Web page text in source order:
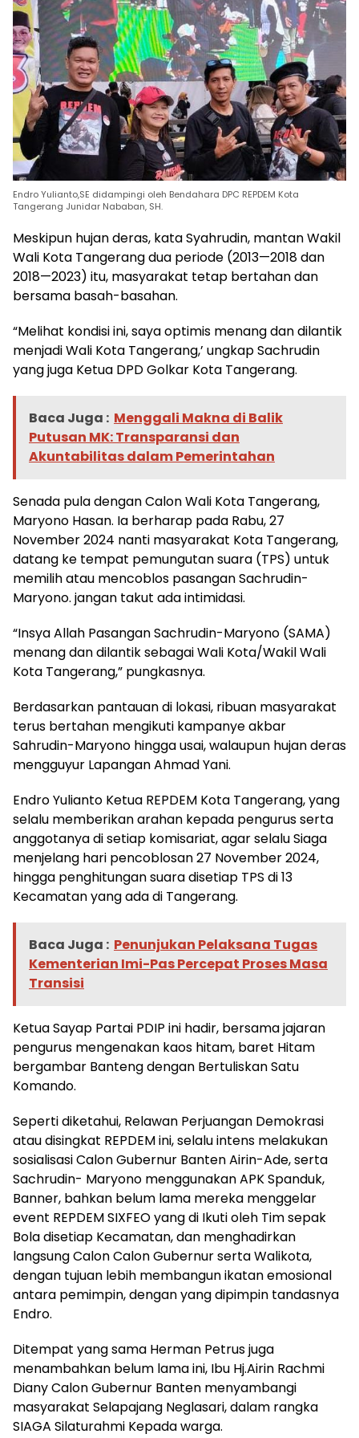
Endro Yulianto,SE didampingi oleh Bendahara DPC REPDEM Kota
Tangerang Junidar Nababan, SH.
Meskipun hujan deras, kata Syahrudin, mantan Wakil
Wali Kota Tangerang dua periode (2013—2018 dan
2018—2023) itu, masyarakat tetap bertahan dan
bersama basah-basahan.
“Melihat kondisi ini, saya optimis menang dan dilantik
menjadi Wali Kota Tangerang,’ ungkap Sachrudin
yang juga Ketua DPD Golkar Kota Tangerang.
Baca Juga : Menggali Makna di Balik
Putusan MK: Transparansi dan
Akuntabilitas dalam Pemerintahan
Senada pula dengan Calon Wali Kota Tangerang,
Maryono Hasan. Ia berharap pada Rabu, 27
November 2024 nanti masyarakat Kota Tangerang,
datang ke tempat pemungutan suara (TPS) untuk
memilih atau mencoblos pasangan Sachrudin-
Maryono. jangan takut ada intimidasi.
“Insya Allah Pasangan Sachrudin-Maryono (SAMA)
menang dan dilantik sebagai Wali Kota/Wakil Wali
Kota Tangerang,” pungkasnya.
Berdasarkan pantauan di lokasi, ribuan masyarakat
terus bertahan mengikuti kampanye akbar
Sahrudin-Maryono hingga usai, walaupun hujan deras
mengguyur Lapangan Ahmad Yani.
Endro Yulianto Ketua REPDEM Kota Tangerang, yang
selalu memberikan arahan kepada pengurus serta
anggotanya di setiap komisariat, agar selalu Siaga
menjelang hari pencoblosan 27 November 2024,
hingga penghitungan suara disetiap TPS di 13
Kecamatan yang ada di Tangerang.
Baca Juga : Penunjukan Pelaksana Tugas
Kementerian Imi-Pas Percepat Proses Masa
Transisi
Ketua Sayap Partai PDIP ini hadir, bersama jajaran
pengurus mengenakan kaos hitam, baret Hitam
bergambar Banteng dengan Bertuliskan Satu
Komando.
Seperti diketahui, Relawan Perjuangan Demokrasi
atau disingkat REPDEM ini, selalu intens melakukan
sosialisasi Calon Gubernur Banten Airin-Ade, serta
Sachrudin- Maryono menggunakan APK Spanduk,
Banner, bahkan belum lama mereka menggelar
event REPDEM SIXFEO yang di Ikuti oleh Tim sepak
Bola disetiap Kecamatan, dan menghadirkan
langsung Calon Calon Gubernur serta Walikota,
dengan tujuan lebih membangun ikatan emosional
antara pemimpin, dengan yang dipimpin tandasnya
Endro.
Ditempat yang sama Herman Petrus juga
menambahkan belum lama ini, Ibu Hj.Airin Rachmi
Diany Calon Gubernur Banten menyambangi
masyarakat Selapajang Neglasari, dalam rangka
SIAGA Silaturahmi Kepada warga.